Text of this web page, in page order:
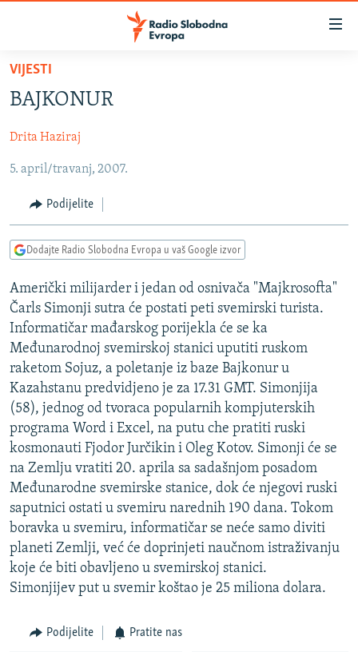
Pređite
glavni
Pređite
na
navigaciju
Pređite
na
pretragu
BOSNA I HERCEGOVINA
SRBIJA
KOSOVO
CRNA GORA
VIZUELNO
VIDEO
FOTOGALERIJE
INFOGRAFIKE
PODCASTI
RAT U UKRAJINI
KINA NA BALKANU
RSE PRIČE IZ SVIJETA
ISPRIČAJ MI
DNEVNO@RSE
SPECIJALI RSE
VIŠE OD NASLOVA
GENOCID U SREBRENICI
TV LIBERTY
POST SCRIPTUM
TRI DECENIJE OD RATA U BIH
PRATITE NAS
Sve RFE/RL stranice
VIJESTI
BAJKONUR
Drita Haziraj
5. april/travanj, 2007.
Podijelite
Dodajte Radio Slobodna Evropa u vaš Google izvor
Američki milijarder i jedan od osnivača "Majkrosofta"
Čarls Simonji sutra će postati peti svemirski turista.
Informatičar mađarskog porijekla će se ka
Međunarodnoj svemirskoj stanici uputiti ruskom
raketom Sojuz, a poletanje iz baze Bajkonur u
Kazahstanu predvidjeno je za 17.31 GMT. Simonjija
(58), jednog od tvoraca popularnih kompjuterskih
programa Word i Excel, na putu che pratiti ruski
kosmonauti Fjodor Jurčikin i Oleg Kotov. Simonji će se
na Zemlju vratiti 20. aprila sa sadašnjom posadom
Međunarodne svemirske stanice, dok će njegovi ruski
saputnici ostati u svemiru narednih 190 dana. Tokom
boravka u svemiru, informatičar se neće samo diviti
planeti Zemlji, već će doprinjeti naučnom istraživanju
koje će biti obavljeno u svemirskoj stanici.
Simonjijev put u svemir koštao je 25 miliona dolara.
Podijelite Pratite nas